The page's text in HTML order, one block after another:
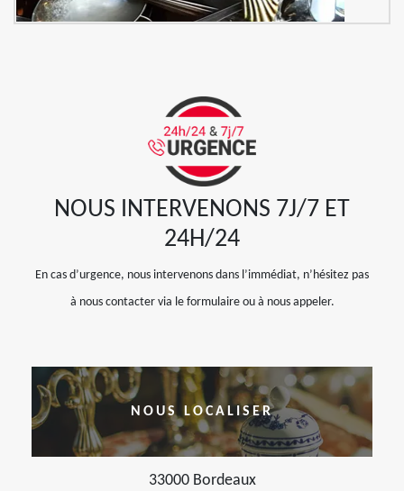
NOUS INTERVENONS 7J/7 ET
24H/24
En cas d’urgence, nous intervenons dans l’immédiat, n’hésitez pas
à nous contacter via le formulaire ou à nous appeler.
NOUS LOCALISER
33000 Bordeaux